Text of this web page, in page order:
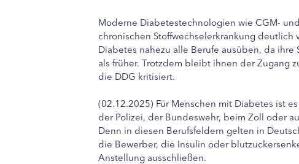
Moderne Diabetestechnologien wie CGM-
chronischen Stoffwechselerkrankung
Diabetes nahezu alle Berufe ausüben, da
als früher. Trotzdem bleibt ihnen der Zugang
die DDG kritisiert.
(02.12.2025) Für Menschen mit Diabetes ist
der Polizei, der Bundeswehr, beim Zoll oder
Denn in diesen Berufsfeldern gelten in
die Bewerber, die Insulin oder
Anstellung ausschließen.